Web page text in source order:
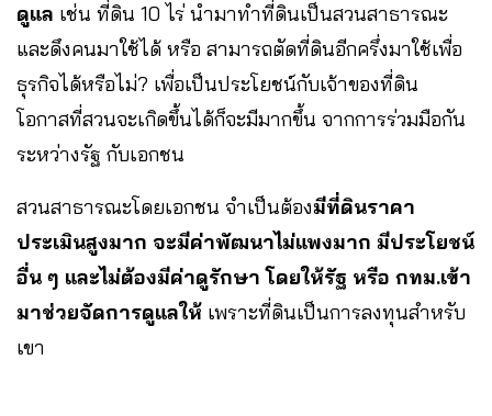
ดูแล เช่น ที่ดิน 10 ไร่ นำมาทำที่ดินเป็นสวนสาธารณะ
และดึงคนมาใช้ได้ หรือ สามารถตัดที่ดินอีกครึ่งมาใช้เพื่อ
ธุรกิจได้หรือไม่? เพื่อเป็นประโยชน์กับเจ้าของที่ดิน
โอกาสที่สวนจะเกิดขึ้นได้ก็จะมีมากขึ้น จากการร่วมมือกัน
ระหว่างรัฐ กับเอกชน
สวนสาธารณะโดยเอกชน จำเป็นต้องมีที่ดินราคา
ประเมินสูงมาก จะมีค่าพัฒนาไม่แพงมาก มีประโยชน์
อื่น ๆ และไม่ต้องมีค่าดูรักษา โดยให้รัฐ หรือ กทม.เข้า
มาช่วยจัดการดูแลให้ เพราะที่ดินเป็นการลงทุนสำหรับ
เขา